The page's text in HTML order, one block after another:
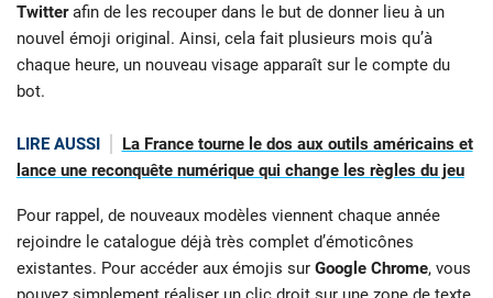
Twitterafin de les recouper dans le but de donner lieu à un
nouvel émoji original. Ainsi, cela fait plusieurs mois qu’à
chaque heure, un nouveau visage apparaît sur le compte du
bot.
LIRE AUSSI
La France tourne le dos aux outils américains et
lance une reconquête numérique qui change les règles du jeu
Pour rappel, de nouveaux modèles viennent chaque année
rejoindre le catalogue déjà très complet d’émoticônes
existantes. Pour accéder aux émojis sur Google Chrome, vous